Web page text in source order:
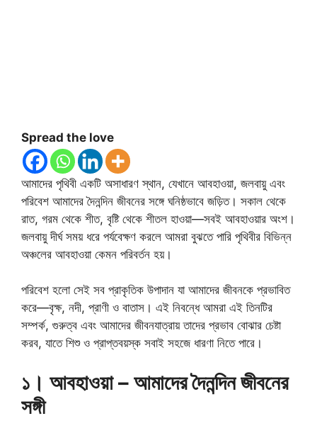
Spread the love
আমাদের পৃথিবী একটি অসাধারণ স্থান, যেখানে আবহাওয়া, জলবায়ু এবং
পরিবেশ আমাদের দৈনন্দিন জীবনের সঙ্গে ঘনিষ্ঠভাবে জড়িত। সকাল থেকে
রাত, গরম থেকে শীত, বৃষ্টি থেকে শীতল হাওয়া—সবই আবহাওয়ার অংশ।
জলবায়ু দীর্ঘ সময় ধরে পর্যবেক্ষণ করলে আমরা বুঝতে পারি পৃথিবীর বিভিন্ন
অঞ্চলের আবহাওয়া কেমন পরিবর্তন হয়।
পরিবেশ হলো সেই সব প্রাকৃতিক উপাদান যা আমাদের জীবনকে প্রভাবিত
করে—বৃক্ষ, নদী, প্রাণী ও বাতাস। এই নিবন্ধে আমরা এই তিনটির
সম্পর্ক, গুরুত্ব এবং আমাদের জীবনযাত্রায় তাদের প্রভাব বোঝার চেষ্টা
করব, যাতে শিশু ও প্রাপ্তবয়স্ক সবাই সহজে ধারণা নিতে পারে।
১। আবহাওয়া – আমাদের দৈনন্দিন জীবনের
সঙ্গী